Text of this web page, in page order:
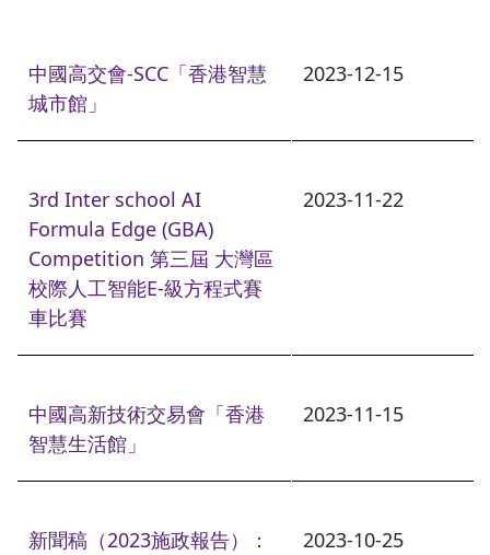
中國高交會-SCC「香港智慧
城市館」
2023-12-15
3rd Inter school AI
Formula Edge (GBA)
Competition 第三屆 大灣區
校際人工智能E-級方程式賽
車比賽
2023-11-22
中國高新技術交易會「香港
智慧生活館」
2023-11-15
新聞稿（2023施政報告）：
2023-10-25